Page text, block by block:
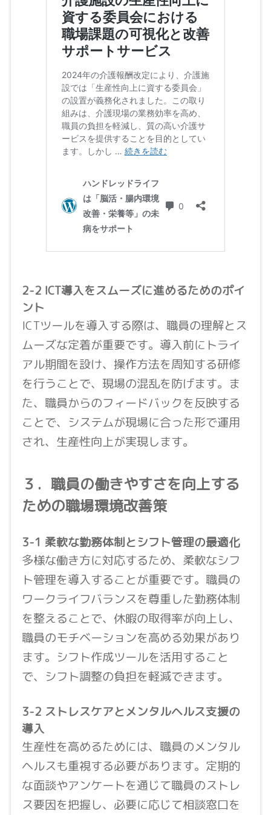
2-2 ICT導入をスムーズに進めるためのポイ
ント
ICTツールを導入する際は、職員の理解とス
ムーズな定着が重要です。導入前にトライ
アル期間を設け、操作方法を周知する研修
を行うことで、現場の混乱を防げます。ま
た、職員からのフィードバックを反映する
ことで、システムが現場に合った形で運用
され、生産性向上が実現します。
３．職員の働きやすさを向上する
ための職場環境改善策
3-1 柔軟な勤務体制とシフト管理の最適化
多様な働き方に対応するため、柔軟なシフ
ト管理を導入することが重要です。職員の
ワークライフバランスを尊重した勤務体制
を整えることで、休暇の取得率が向上し、
職員のモチベーションを高める効果があり
ます。シフト作成ツールを活用すること
で、シフト調整の負担を軽減できます。
3-2 ストレスケアとメンタルヘルス支援の
導入
生産性を高めるためには、職員のメンタル
ヘルスも重視する必要があります。定期的
な面談やアンケートを通じて職員のストレ
ス要因を把握し、必要に応じて相談窓口を